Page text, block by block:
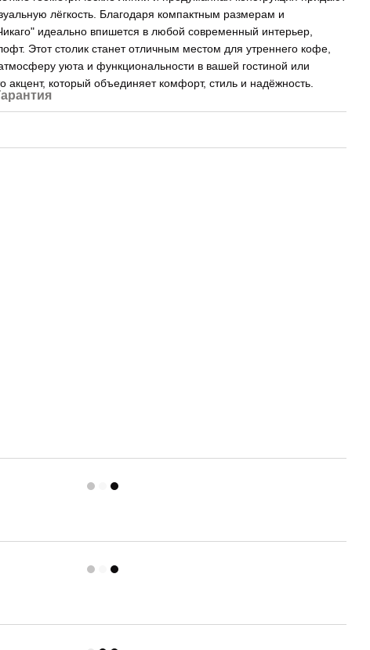
лёгкость. Благодаря компактным размерам и
идеально впишется в любой современный интерьер,
Этот столик станет отличным местом для утреннего кофе,
уюта и функциональности в вашей гостиной или
акцент, который объединяет комфорт, стиль и надёжность.